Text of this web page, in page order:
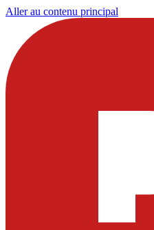
Aller au contenu principal